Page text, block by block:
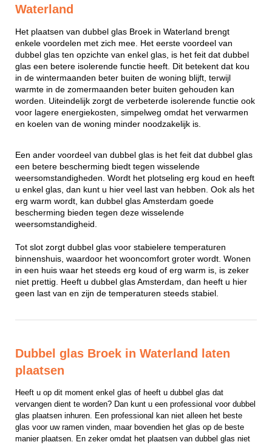
Waterland
Het plaatsen van dubbel glas Broek in Waterland brengt
enkele voordelen met zich mee. Het eerste voordeel van
dubbel glas ten opzichte van enkel glas, is het feit dat dubbel
glas een betere isolerende functie heeft. Dit betekent dat kou
in de wintermaanden beter buiten de woning blijft, terwijl
warmte in de zomermaanden beter buiten gehouden kan
worden. Uiteindelijk zorgt de verbeterde isolerende functie ook
voor lagere energiekosten, simpelweg omdat het verwarmen
en koelen van de woning minder noodzakelijk is.
Een ander voordeel van dubbel glas is het feit dat dubbel glas
een betere bescherming biedt tegen wisselende
weersomstandigheden. Wordt het plotseling erg koud en heeft
u enkel glas, dan kunt u hier veel last van hebben. Ook als het
erg warm wordt, kan dubbel glas Amsterdam goede
bescherming bieden tegen deze wisselende
weersomstandigheid.
Tot slot zorgt dubbel glas voor stabielere temperaturen
binnenshuis, waardoor het wooncomfort groter wordt. Wonen
in een huis waar het steeds erg koud of erg warm is, is zeker
niet prettig. Heeft u dubbel glas Amsterdam, dan heeft u hier
geen last van en zijn de temperaturen steeds stabiel.
Dubbel glas Broek in Waterland laten
plaatsen
Heeft u op dit moment enkel glas of heeft u dubbel glas dat
vervangen dient te worden? Dan kunt u een professional voor dubbel
glas plaatsen inhuren. Een professional kan niet alleen het beste
glas voor uw ramen vinden, maar bovendien het glas op de beste
manier plaatsen. En zeker omdat het plaatsen van dubbel glas niet